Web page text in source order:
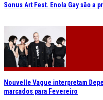
Sonus Art Fest. Enola Gay são a
Nouvelle Vague interpretam
marcados para Fevereiro